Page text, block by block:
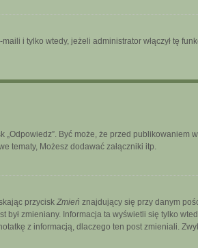
i tylko wtedy, jeżeli administrator włączył tę
Być może, że przed
tematy, Możesz dodawać załączniki itp.
przycisk Zmień znajdujący się przy danym
zmieniany. Informacja ta wyświetli się tylko
z informacją, dlaczego ten post zmieniali.